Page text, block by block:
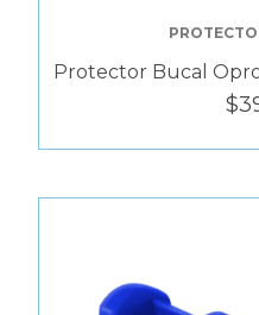
Protector Bucal